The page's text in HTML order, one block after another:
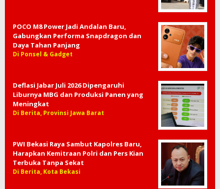
POCO M8 Power Jadi Andalan Baru,
Gabungkan Performa Snapdragon dan
Daya Tahan Panjang
Di Ponsel & Gadget
Deflasi Jabar Juli 2026 Dipengaruhi
Liburnya MBG dan Produksi Panen yang
Meningkat
Di Berita, Provinsi Jawa Barat
PWI Bekasi Raya Sambut Kapolres Baru,
Harapkan Kemitraan Polri dan Pers Kian
Terbuka Tanpa Sekat
Di Berita, Kota Bekasi